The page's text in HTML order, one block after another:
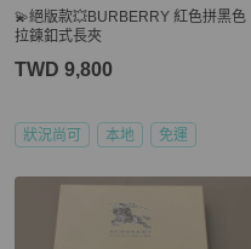
💫絕版款💥BURBERRY 紅色拼黑色
拉鍊釦式長夾
TWD 9,800
狀況尚可 本地 免運